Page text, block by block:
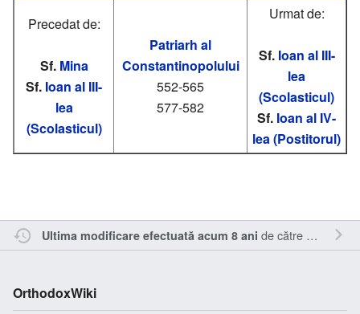
Precedat de:
Sf. Mina
Sf. Ioan al III-
lea
(Scolasticul)
Patriarh al
Constantinopolului
552-565
577-582
Urmat de:
Sf. Ioan al III-
lea
(Scolasticul)
Sf. Ioan al IV-
lea (Postitorul)
Ultima modificare efectuată acum 8 ani de către Sîmbotin
OrthodoxWiki